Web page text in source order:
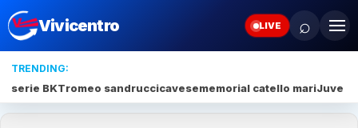
Vivicentro LIVE ⌕
TRENDING:
serie BKTromeo sandruccicavesememorial catello mariJuve